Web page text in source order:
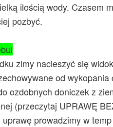
ilością wody. Czasem
pozbyć.
zimy nacieszyć się
od
ozdobnych doniczek z
(przeczytaj UPRAWĘ
uprawę prowadzimy w